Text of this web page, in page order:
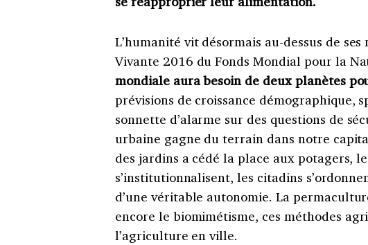
L’humanité vit désormais au-dessus de
Vivante 2016 du Fonds Mondial pour la
mondiale aura besoin de deux planètes
prévisions de croissance démographique,
sonnette d’alarme sur des questions de
urbaine gagne du terrain dans notre
des jardins a cédé la place aux potagers,
s’institutionnalisent, les citadins
d’une véritable autonomie. La
encore le biomimétisme, ces méthodes
l’agriculture en ville.